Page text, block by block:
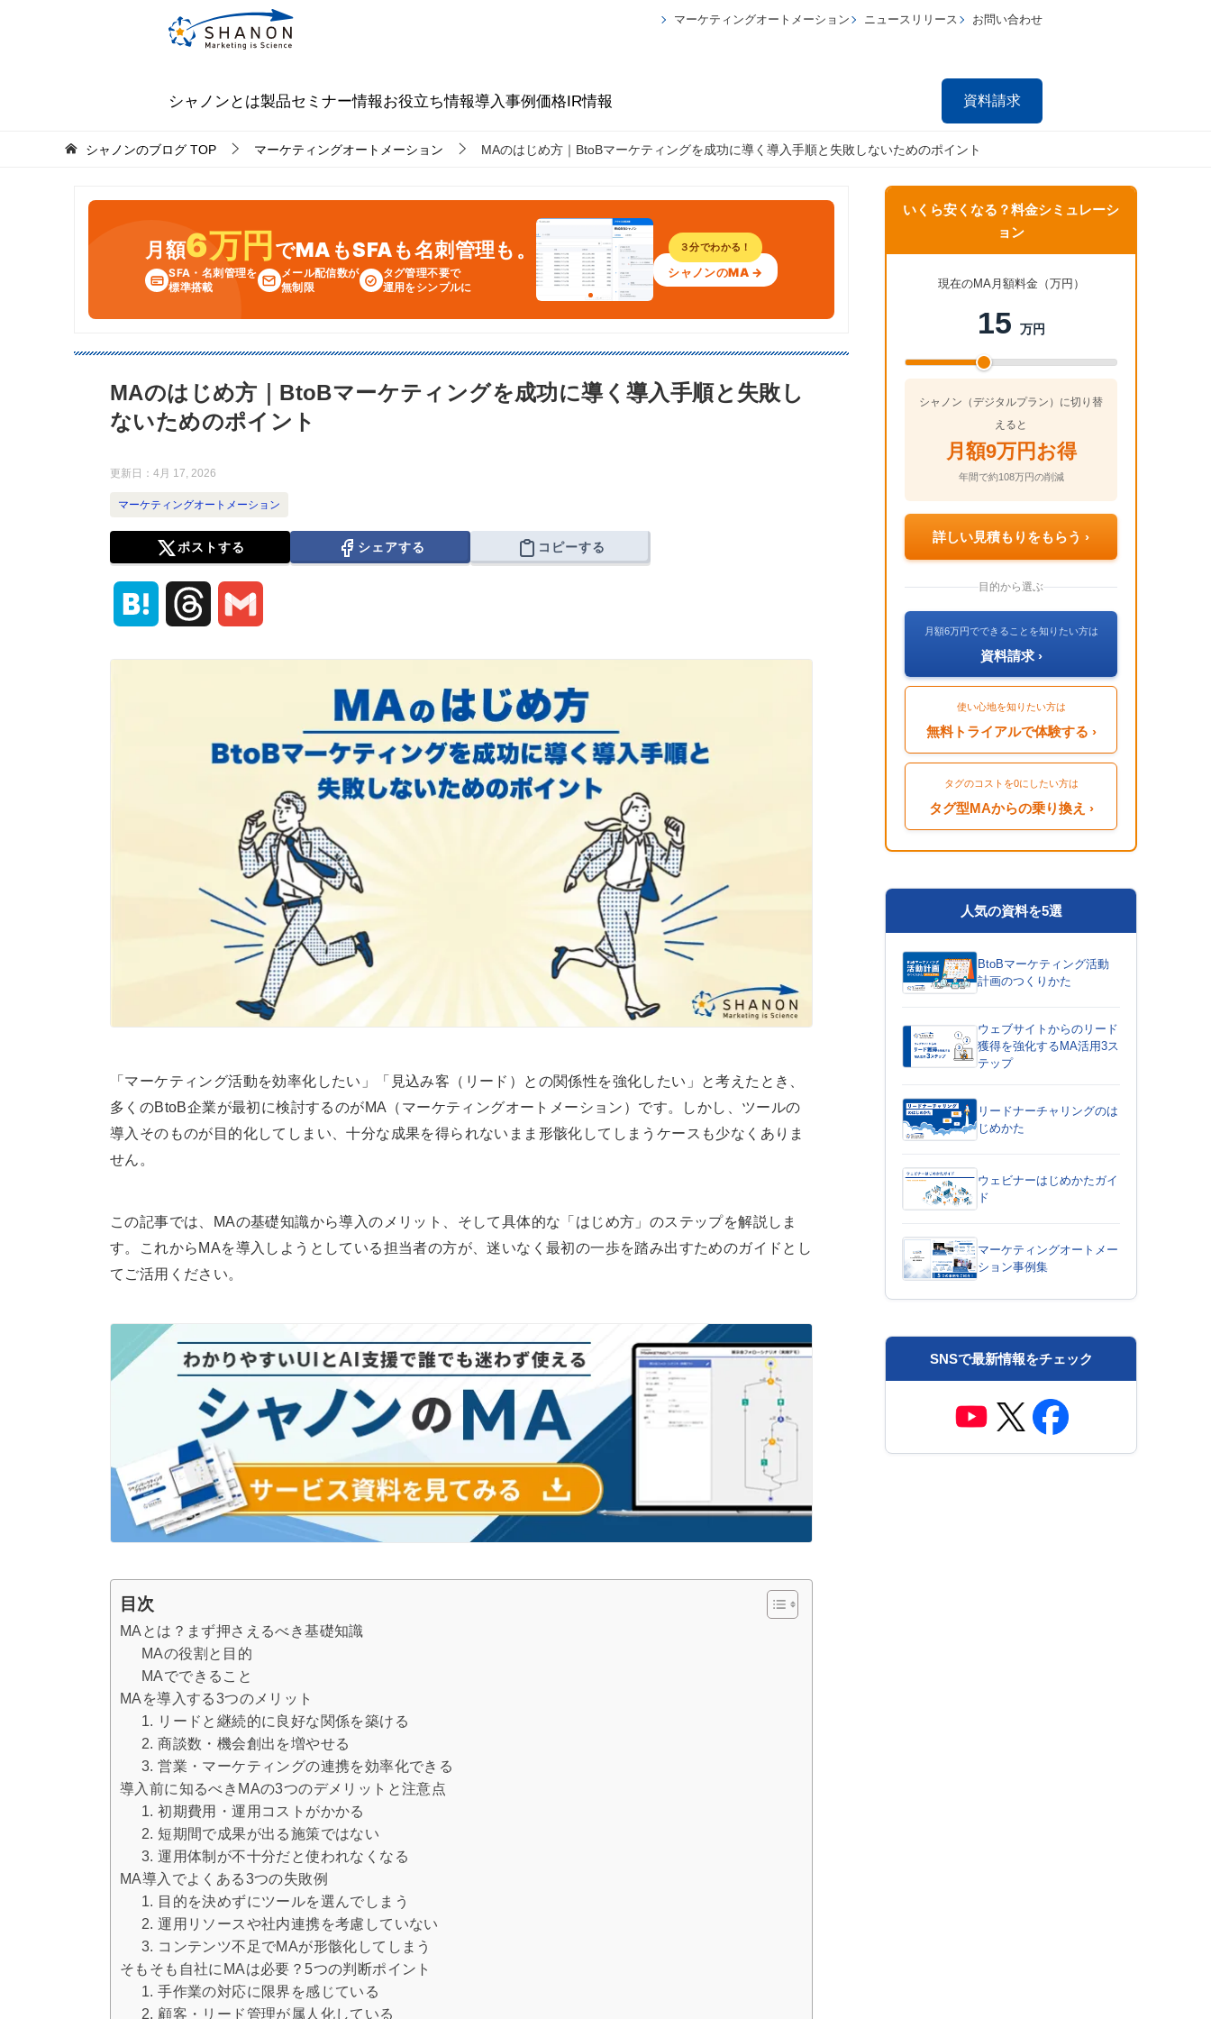
マーケティングオートメーション ニュースリリース お問い合わせ
シャノンとは製品セミナー情報お役立ち情報導入事例 価格IR情報 資料請求
シャノンのブログ TOP マーケティングオートメーション MAのはじめ方｜BtoBマーケティングを成功に導く導入手順と失敗しないためのポイント
月額6万円 でMAもSFAも名刺管理も。
SFA・名刺管理を
標準搭載
メール配信数が
無制限
タグ管理不要で
運用をシンプルに
３分でわかる！
シャノンのMA →
MAのはじめ方｜BtoBマーケティングを成功に導く導入手順と失敗し
ないためのポイント
更新日： 4月 17, 2026
マーケティングオートメーション
ポストする シェアする コピーする
e i
「マーケティング活動を効率化したい」「見込み客（リード）との関係性を強化したい」と考えたとき、
多くのBtoB企業が最初に検討するのがMA（マーケティングオートメーション）です。しかし、ツールの
導入そのものが目的化してしまい、十分な成果を得られないまま形骸化してしまうケースも少なくありま
せん。
この記事では、MAの基礎知識から導入のメリット、そして具体的な「はじめ方」のステップを解説しま
す。これからMAを導入しようとしている担当者の方が、迷いなく最初の一歩を踏み出すためのガイドとし
てご活用ください。
目次
MAとは？まず押さえるべき基礎知識
MAの役割と目的
MAでできること
MAを導入する3つのメリット
1. リードと継続的に良好な関係を築ける
2. 商談数・機会創出を増やせる
3. 営業・マーケティングの連携を効率化できる
導入前に知るべきMAの3つのデメリットと注意点
1. 初期費用・運用コストがかかる
2. 短期間で成果が出る施策ではない
3. 運用体制が不十分だと使われなくなる
MA導入でよくある3つの失敗例
1. 目的を決めずにツールを選んでしまう
2. 運用リソースや社内連携を考慮していない
3. コンテンツ不足でMAが形骸化してしまう
そもそも自社にMAは必要？5つの判断ポイント
1. 手作業の対応に限界を感じている
2. 顧客・リード管理が属人化している
いくら安くなる？料金シミュレーシ
ョン
現在のMA月額料金（万円）
15 万円
シャノン（デジタルプラン）に切り替
えると
月額9万円お得
年間で約108万円の削減
詳しい見積もりをもらう ›
目的から選ぶ
月額6万円でできることを知りたい方は
資料請求 ›
使い心地を知りたい方は
無料トライアルで体験する ›
タグのコストを0にしたい方は
タグ型MAからの乗り換え ›
人気の資料を5選
BtoBマーケティング活動
計画のつくりかた
ウェブサイトからのリード
獲得を強化するMA活用3ス
テップ
リードナーチャリングのは
じめかた
ウェビナーはじめかたガイ
ド
マーケティングオートメー
ション事例集
SNSで最新情報をチェック